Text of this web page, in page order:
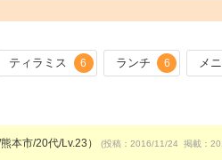
ティラミス 6 ランチ 6 メ
本市/20代/Lv.23） (投稿：2016/11/24 掲載：